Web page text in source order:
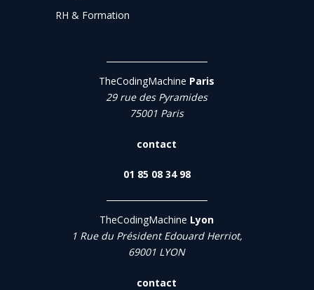
RH & Formation
TheCodingMachine Paris
29 rue des Pyramides
75001 Paris
contact
01 85 08 34 98
TheCodingMachine Lyon
1 Rue du Président Edouard Herriot,
69001 LYON
contact